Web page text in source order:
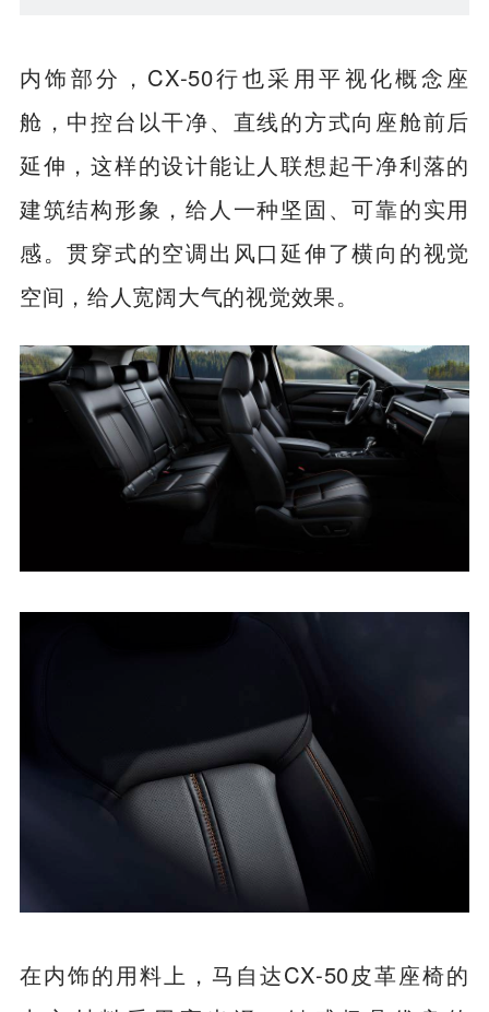
内饰部分，CX-50行也采用平视化概念座
舱，中控台以干净、直线的方式向座舱前后
延伸，这样的设计能让人联想起干净利落的
建筑结构形象，给人一种坚固、可靠的实用
感。贯穿式的空调出风口延伸了横向的视觉
空间，给人宽阔大气的视觉效果。